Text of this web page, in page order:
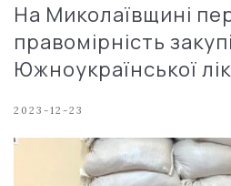
На Миколаївщині
правомірність
Южноукраїнської
2023-12-23